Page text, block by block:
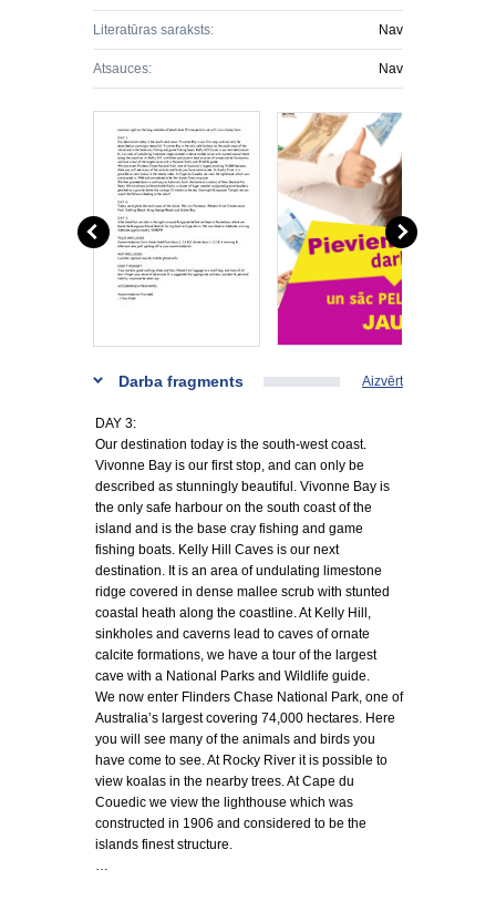
Literatūras saraksts: Nav
Atsauces: Nav
Darba fragments Aizvērt
DAY 3:
Our destination today is the south-west coast.
Vivonne Bay is our first stop, and can only be
described as stunningly beautiful. Vivonne Bay is
the only safe harbour on the south coast of the
island and is the base cray fishing and game
fishing boats. Kelly Hill Caves is our next
destination. It is an area of undulating limestone
ridge covered in dense mallee scrub with stunted
coastal heath along the coastline. At Kelly Hill,
sinkholes and caverns lead to caves of ornate
calcite formations, we have a tour of the largest
cave with a National Parks and Wildlife guide.
We now enter Flinders Chase National Park, one of
Australia’s largest covering 74,000 hectares. Here
you will see many of the animals and birds you
have come to see. At Rocky River it is possible to
view koalas in the nearby trees. At Cape du
Couedic we view the lighthouse which was
constructed in 1906 and considered to be the
islands finest structure.
…